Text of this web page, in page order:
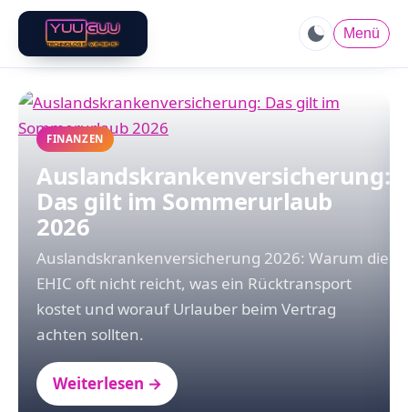
Menü
FINANZEN
Auslandskrankenversicherung:
Das gilt im Sommerurlaub
2026
Auslandskrankenversicherung 2026: Warum die
EHIC oft nicht reicht, was ein Rücktransport
kostet und worauf Urlauber beim Vertrag
achten sollten.
Weiterlesen →